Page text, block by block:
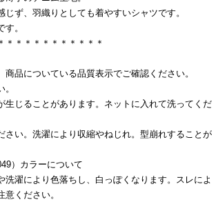
ず、羽織りとしても着やすいシャツです。
。
＊＊＊＊＊＊＊＊＊＊＊
品についている品質表示でご確認ください。
生じることがあります。ネットに入れて洗ってくだ
さい。洗濯により収縮やねじれ。型崩れすることが
）カラーについて
洗濯により色落ちし、白っぽくなります。スレによ
ください。